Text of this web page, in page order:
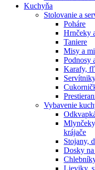
Kuchyňa
Stolovanie a
Poháre
Hrnčeky
Taniere
Misy a
Podnosy
Karafy,
Vybavenie
krájače
Stojany,
Dosky na
Lieviky,